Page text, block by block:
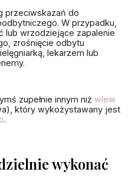
przeciwskazań do
W przypadku,
lub wrzodziejące zapalenie
zrośnięcie odbytu
lekarzem lub
zupełnie innym niż wlew
który wykożystawany jest
.
wykonać